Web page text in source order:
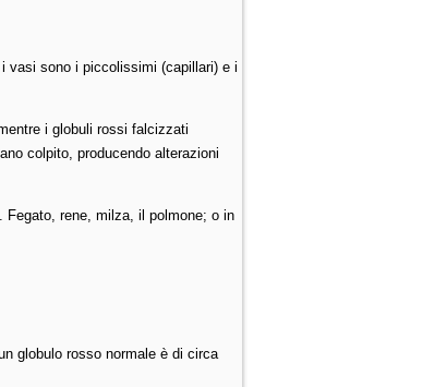
vasi sono i piccolissimi (capillari) e i
i globuli rossi falcizzati
colpito, producendo alterazioni
rene, milza, il polmone; o in
globulo rosso normale è di circa